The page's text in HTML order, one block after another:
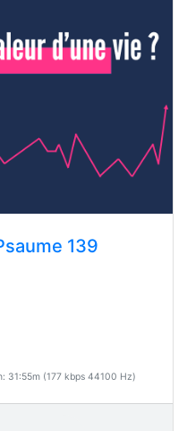
139
31:55m (177 kbps 44100 Hz)